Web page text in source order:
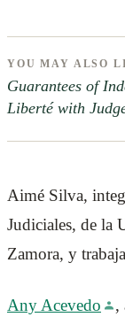
YOU MAY ALSO
Guarantees of
Liberté with
Aimé Silva,
Judiciales, de la
Zamora, y
Any Acevedo
,